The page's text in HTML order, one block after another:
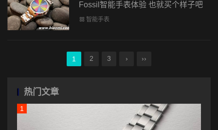
Fossil智能手表体验 也就买个样子吧
智能手表
1 2 3 › ››
热门文章